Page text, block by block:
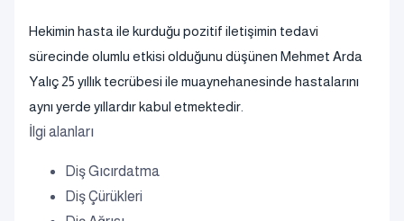
Hekimin hasta ile kurduğu pozitif iletişimin tedavi
sürecinde olumlu etkisi olduğunu düşünen Mehmet Arda
Yalıç 25 yıllık tecrübesi ile muaynehanesinde hastalarını
aynı yerde yıllardır kabul etmektedir.
İlgi alanları
Diş Gıcırdatma
Diş Çürükleri